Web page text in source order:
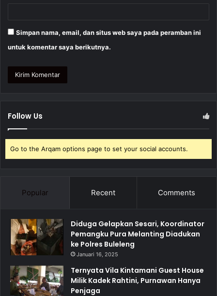
Simpan nama, email, dan situs web saya pada peramban ini
untuk komentar saya berikutnya.
Follow Us
Go to the Arqam options page to set your social accounts.
Popular Recent Comments
Diduga Gelapkan Sesari, Koordinator
Pemangku Pura Melanting Diadukan
ke Polres Buleleng
Januari 16, 2025
Ternyata Vila Kintamani Guest House
Milik Kadek Rahtini, Purnawan Hanya
Penjaga